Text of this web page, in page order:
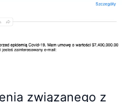
związanego z